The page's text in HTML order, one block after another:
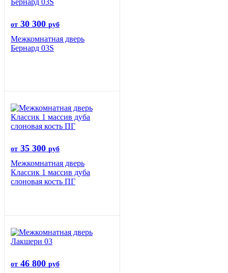
от 30 300 руб
Межкомнатная дверь
Бернард 03S
от 35 300 руб
Межкомнатная дверь
Классик 1 массив дуба
слоновая кость ПГ
от 46 800 руб